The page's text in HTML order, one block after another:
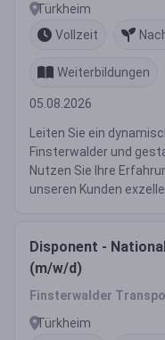
Türkheim
Vollzeit
Weiterbildungen
05.08.2026
Leiten Sie ein
Finsterwalder und
Nutzen Sie Ihre
unseren Kunden
Disponent -
(m/w/d)
Finsterwalder
Türkheim